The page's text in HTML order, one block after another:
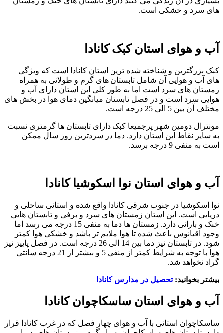
های سرد و خشکی است.
آب و هوای استان کبک کانادا
کبک بزرگترین و شناخته شده ترین استان کانادا است که ویژگی
های آب و هوایی آن شامل تابستان های گرم و طولانی به همراه
زمستان های سرد است اما به طور کلی این استان دارای آب و
هوایی سرد است و در فصل تابستان میانگین دمای هوا در بخش های
مختلف آن بین 5 الی 25 درجه است.
مونترال دومین شهر پرجمیعا کبک دارای تابستان ها گرمتری نسبت
به سایر نقاط این استان دارد. دما در سردترین روز سال ممکن
است به منفی 9 درجه برسد.
آب و هوای استان نوا اسکوشیا کانادا
نوا اسکوشیا در جنوب شرقی کانادا واقع شده و استانی ساحلی و
دریایی است. این استان زمستان های سرد و برفی و تابستان هایی
خنک و بارانی دارد. زمستان ها دما به منفی 15 درجه می رسد اما
وجود اقیانوس باعث شده تا هوا ملایم تر باشد و خشکی هوا کمتر
شود. در تابستان نیز دما بین 14 الی 26 درجه است. در فصل پاییز نیز
هوا با توجه به شرایط کمتر از منفی 5 و بیشتر از 21 درجه سانتی
گراد نخواهد شد.
بیشتر بخوانید:تحصیل در مدارس کانادا
آب و هوای استان ساسکاچوان کانادا
ساسکاچوان استانی با آب و هوای چهار فصل که در غرب کانادا قرار